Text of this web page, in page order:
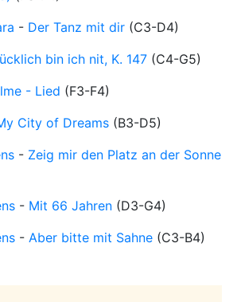
- Der Tanz mit dir (C3-D4)
bin ich nit, K. 147 (C4-G5)
- Lied (F3-F4)
City of Dreams (B3-D5)
- Zeig mir den Platz an der Sonne
- Mit 66 Jahren (D3-G4)
- Aber bitte mit Sahne (C3-B4)